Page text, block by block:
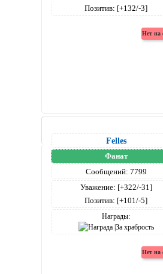
Позитив: [+132/-3]
Felles
Фанат
Сообщений: 7799
Уважение: [+322/-31]
Позитив: [+101/-5]
Награды: